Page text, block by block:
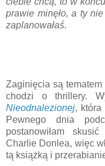
prawie minęło, a ty
zaplanowałaś.
Zaginięcia są
chodzi o thrillery.
Nieodnalezionej, która
Pewnego dnia
postanowiłam
Charlie Donlea, więc
tą książką i